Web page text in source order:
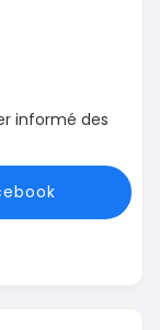
informé des